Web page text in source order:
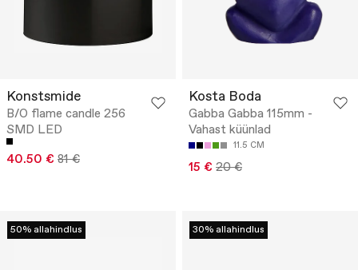
Konstsmide
B/O flame candle 256
SMD LED
40.50 € 81 €
Kosta Boda
Gabba Gabba 115mm -
Vahast küünlad
11.5 CM
15 € 20 €
50% allahindlus 30% allahindlus